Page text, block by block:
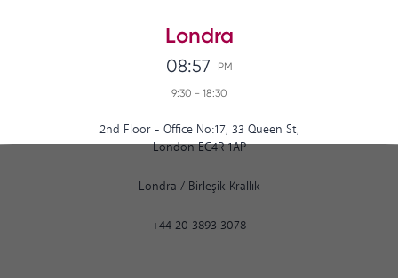
Londra
08:57 PM
9:30 - 18:30
2nd Floor - Office No:17, 33 Queen St,
London EC4R 1AP
Londra / Birleşik Krallık
+44 20 3893 3078